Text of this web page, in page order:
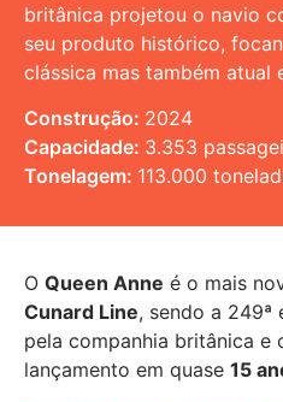
britânica projetou o navio
seu produto histórico,
clássica mas também atual
Construção: 2024
Capacidade: 3.353
Tonelagem: 113.000
O Queen Anne é o mais
Cunard Line, sendo a 249ª
pela companhia britânica e
lançamento em quase 15